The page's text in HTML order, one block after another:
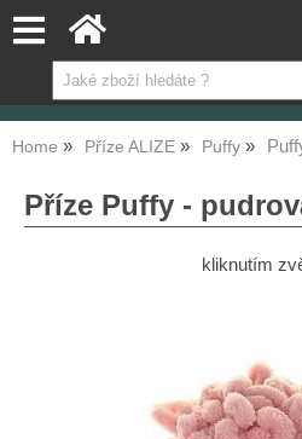
Home Příze ALIZE Puffy
Příze Puffy -
kliknutím